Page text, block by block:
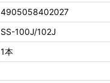
4905058402027
SS-100J/102J
1本